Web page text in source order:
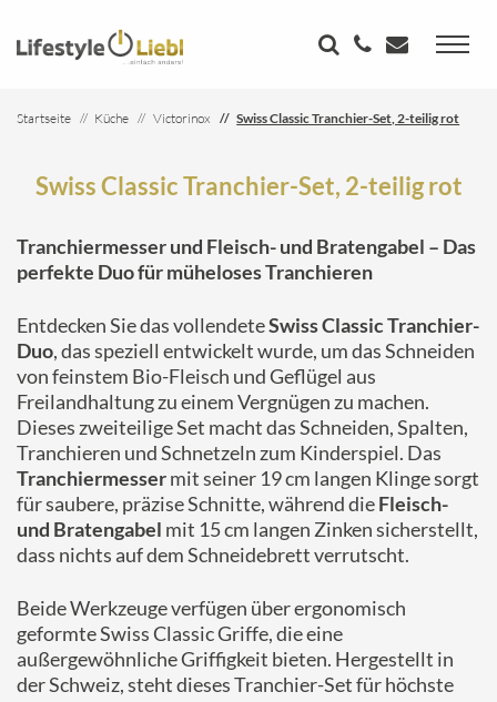
Startseite Küche Victorinox Swiss Classic Tranchier-Set, 2-teilig rot
Swiss Classic Tranchier-Set, 2-teilig rot
Tranchiermesser und Fleisch- und Bratengabel – Das
perfekte Duo für müheloses Tranchieren
Entdecken Sie das vollendeteSwiss Classic Tranchier-
Duo, das speziell entwickelt wurde, um das Schneiden
von feinstem Bio-Fleisch und Geflügel aus
Freilandhaltung zu einem Vergnügen zu machen.
Dieses zweiteilige Set macht das Schneiden, Spalten,
Tranchieren und Schnetzeln zum Kinderspiel. Das
Tranchiermessermit seiner 19 cm langen Klinge sorgt
für saubere, präzise Schnitte, während dieFleisch-
und Bratengabel mit 15 cm langen Zinken sicherstellt,
dass nichts auf dem Schneidebrett verrutscht.
Beide Werkzeuge verfügen über ergonomisch
geformte Swiss Classic Griffe, die eine
außergewöhnliche Griffigkeit bieten. Hergestellt in
der Schweiz, steht dieses Tranchier-Set für höchste